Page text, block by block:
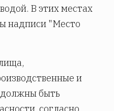
В этих местах
надписи "Место
и
быть